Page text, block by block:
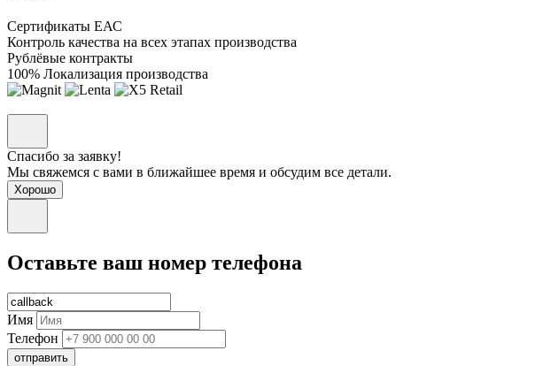
Сертификаты ЕАС
Контроль качества на всех этапах производства
Рублёвые контракты
100% Локализация производства
Спасибо за заявку!
Мы свяжемся с вами в ближайшее время и обсудим все детали.
Хорошо
Оставьте ваш номер телефона
Имя
Телефон
отправить